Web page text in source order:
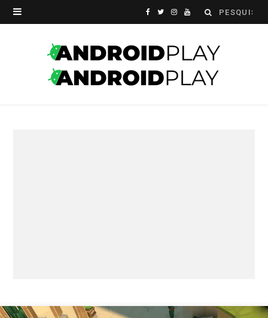
Search
F
c
T
i
t
I Y
u
T